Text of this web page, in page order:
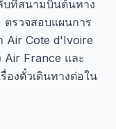
บที่สนามบินต้นทาง
ตรวจสอบแผนการ
Air Cote d'Ivoire
Air France และ
องตั๋วเดินทางต่อใน